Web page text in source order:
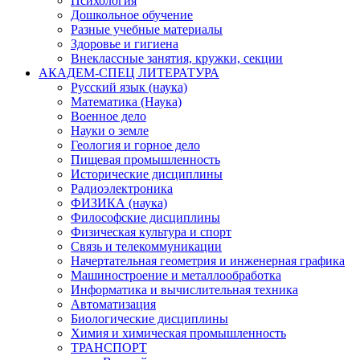
Дошкольное обучение
Разные учебные материалы
Здоровье и гигиена
Внеклассные занятия, кружки, секции
АКАДЕМ-СПЕЦ ЛИТЕРАТУРА
Русский язык (наука)
Математика (Наука)
Военное дело
Науки о земле
Геология и горное дело
Пищевая промышленность
Исторические дисциплины
Радиоэлектроника
ФИЗИКА (наука)
Философские дисциплины
Физическая культура и спорт
Связь и телекоммуникации
Начертательная геометрия и инженерная графика
Машиностроение и металлообработка
Информатика и вычислительная техника
Автоматизация
Биологические дисциплины
Химия и химическая промышленность
ТРАНСПОРТ